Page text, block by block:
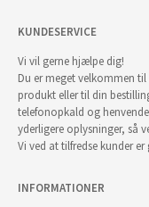
KUNDESERVICE
Vi vil gerne hjælpe dig!
Du er meget velkommen
produkt eller til din
telefonopkald og
yderligere oplysninger, så
Vi ved at tilfredse kunder
INFORMATIONER